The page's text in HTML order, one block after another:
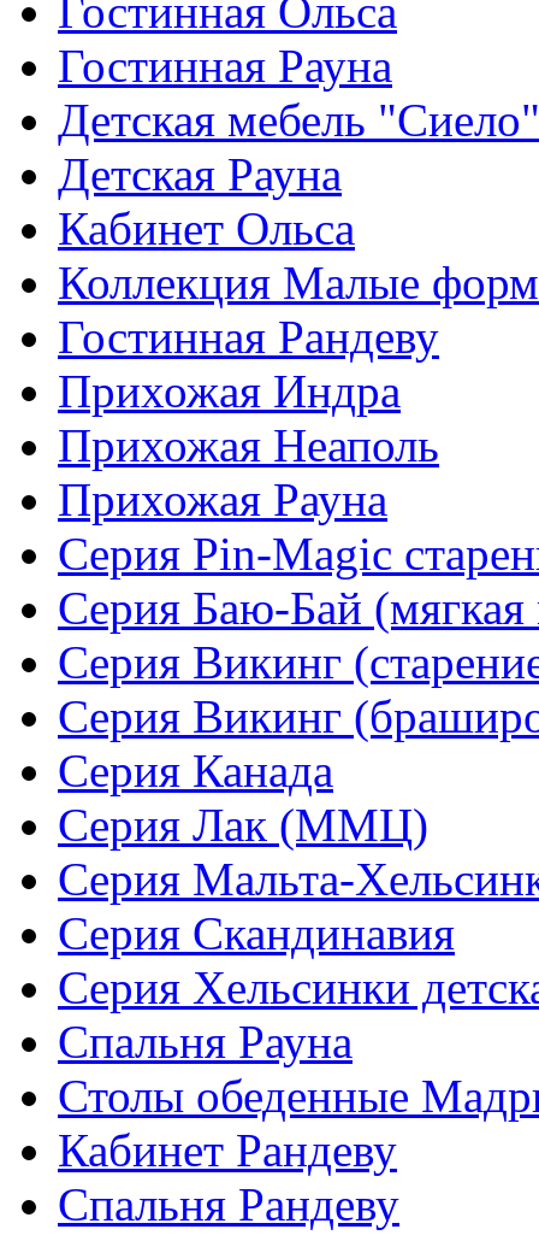
Гостинная Ольса
Гостинная Рауна
Детская мебель "Сиело"
Детская Рауна
Кабинет Ольса
Коллекция Малые
Гостинная Рандеву
Прихожая Индра
Прихожая Неаполь
Прихожая Рауна
Серия Pin-Magic
Серия Баю-Бай (мягкая
Серия Викинг
Серия Викинг
Серия Канада
Серия Лак (ММЦ)
Серия Мальта-
Серия Скандинавия
Серия Хельсинки
Спальня Рауна
Столы обеденные
Кабинет Рандеву
Спальня Рандеву